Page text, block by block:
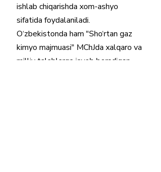
ishlab chiqarishda xom-ashyo
sifatida foydalaniladi.
O‘zbekistonda ham "Sho‘rtan gaz
kimyo majmuasi" MChJda xalqaro va
milliy talablarga javob beradigan,